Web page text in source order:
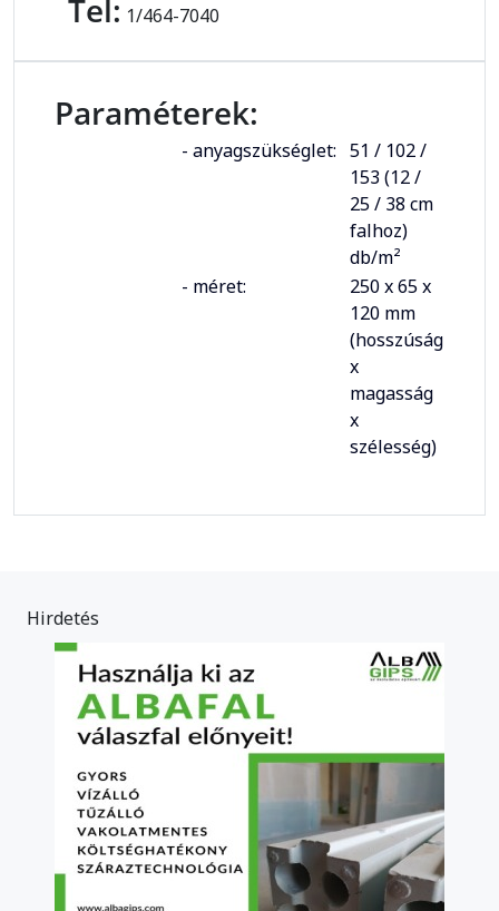
Tel: 1/464-7040
Paraméterek:
- anyagszükséglet: 51 / 102 /
153 (12 /
25 / 38 cm
falhoz)
db/m²
- méret:
250 x 65 x
120 mm
(hosszúság
x
magasság
x
szélesség)
Hirdetés